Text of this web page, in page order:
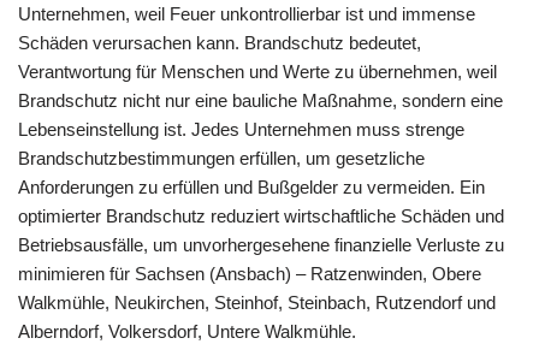
Unternehmen, weil Feuer unkontrollierbar ist und immense
Schäden verursachen kann. Brandschutz bedeutet,
Verantwortung für Menschen und Werte zu übernehmen, weil
Brandschutz nicht nur eine bauliche Maßnahme, sondern eine
Lebenseinstellung ist. Jedes Unternehmen muss strenge
Brandschutzbestimmungen erfüllen, um gesetzliche
Anforderungen zu erfüllen und Bußgelder zu vermeiden. Ein
optimierter Brandschutz reduziert wirtschaftliche Schäden und
Betriebsausfälle, um unvorhergesehene finanzielle Verluste zu
minimieren für Sachsen (Ansbach) – Ratzenwinden, Obere
Walkmühle, Neukirchen, Steinhof, Steinbach, Rutzendorf und
Alberndorf, Volkersdorf, Untere Walkmühle.